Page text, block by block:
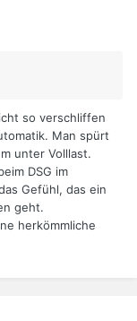
so verschliffen
Man spürt
unter Volllast.
DSG im
Gefühl, das ein
geht.
herkömmliche